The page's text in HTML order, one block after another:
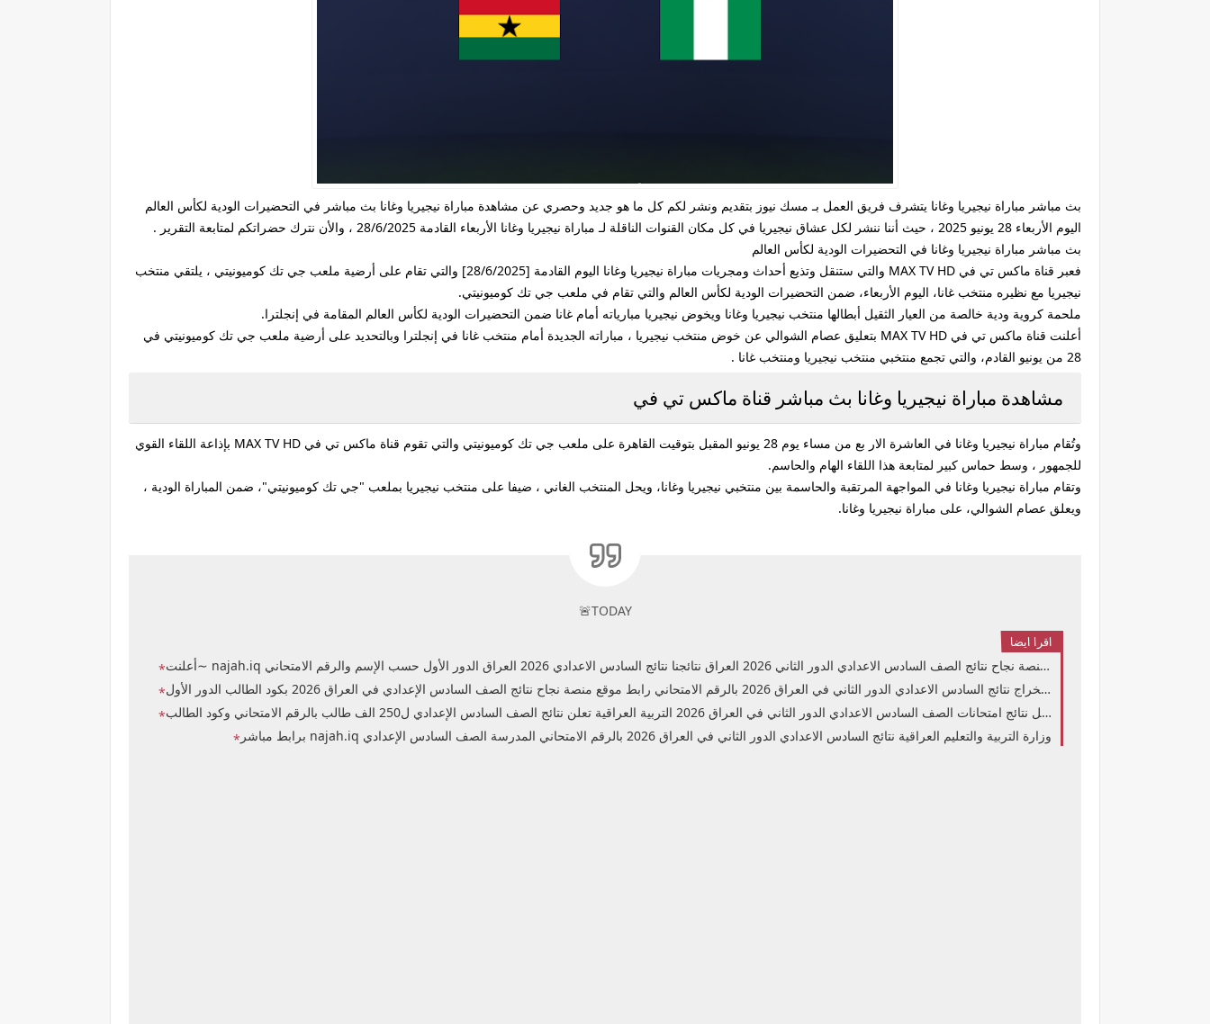
بث مباشر مباراة نيجيريا وغانا يتشرف فريق العمل بـ مسك نيوز بتقديم ونشر لكم كل ما هو جديد وحصري عن مشاهدة مباراة نيجيريا وغانا بث مباشر في التحضيرات الودية لكأس العالم
اليوم الأربعاء 28 يونيو 2025 ، حيث أننا ننشر لكل عشاق نيجيريا في كل مكان القنوات الناقلة لـ مباراة نيجيريا وغانا الأربعاء القادمة 28/6/2025 ، والأن نترك حضراتكم لمتابعة التقرير .
بث مباشر مباراة نيجيريا وغانا في التحضيرات الودية لكأس العالم
فعبر قناة ماكس تي في MAX TV HD والتي ستنقل وتذيع أحداث ومجريات مباراة نيجيريا وغانا اليوم القادمة [28/6/2025] والتي تقام على أرضية ملعب جي تك كوميونيتي ، يلتقي منتخب
نيجيريا مع نظيره منتخب غانا، اليوم الأربعاء، ضمن التحضيرات الودية لكأس العالم والتي تقام في ملعب جي تك كوميونيتي.
ملحمة كروية ودية خالصة من العيار الثقيل أبطالها منتخب نيجيريا وغانا ويخوض نيجيريا مبارياته أمام غانا ضمن التحضيرات الودية لكأس العالم المقامة في إنجلترا.
أعلنت قناة ماكس تي في MAX TV HD بتعليق عصام الشوالي عن خوض منتخب نيجيريا ، مباراته الجديدة أمام منتخب غانا في إنجلترا وبالتحديد على أرضية ملعب جي تك كوميونيتي في
28 من يونيو القادم، والتي تجمع منتخبي منتخب نيجيريا ومنتخب غانا .
مشاهدة مباراة نيجيريا وغانا بث مباشر قناة ماكس تي في
وتُقام مباراة نيجيريا وغانا في العاشرة الار بع من مساء يوم 28 يونيو المقبل بتوقيت القاهرة على ملعب جي تك كوميونيتي والتي تقوم قناة ماكس تي في MAX TV HD بإذاعة اللقاء القوي
للجمهور ، وسط حماس كبير لمتابعة هذا اللقاء الهام والحاسم.
وتقام مباراة نيجيريا وغانا في المواجهة المرتقبة والحاسمة بين منتخبي نيجيريا وغانا، ويحل المنتخب الغاني ، ضيفا على منتخب نيجيريا بملعب "جي تك كوميونيتي"، ضمن المباراة الودية ،
ويعلق عصام الشوالي، على مباراة نيجيريا وغانا.
🚨TODAY
اقرا ايضا
أعلنت∼ najah.iq رابط إستخراج موقع منصة نجاح نتائج الصف السادس الاعدادي الدور الثاني 2026 العراق نتائجنا نتائج السادس الاعدادي 2026 العراق الدور الأول حسب الإسم والرقم الامتحاني
رابط مباشر استخراج نتائج السادس الاعدادي الدور الثاني في العراق 2026 بالرقم الامتحاني رابط موقع منصة نجاح نتائج الصف السادس الإعدادي في العراق 2026 بكود الطالب الدور الأول
رابط يعمل نتائج امتحانات الصف السادس الاعدادي الدور الثاني في العراق 2026 التربية العراقية تعلن نتائج الصف السادس الإعدادي ل250 الف طالب بالرقم الامتحاني وكود الطالب
برابط مباشر najah.iq وزارة التربية والتعليم العراقية نتائج السادس الاعدادي الدور الثاني في العراق 2026 بالرقم الامتحاني المدرسة الصف السادس الإعدادي